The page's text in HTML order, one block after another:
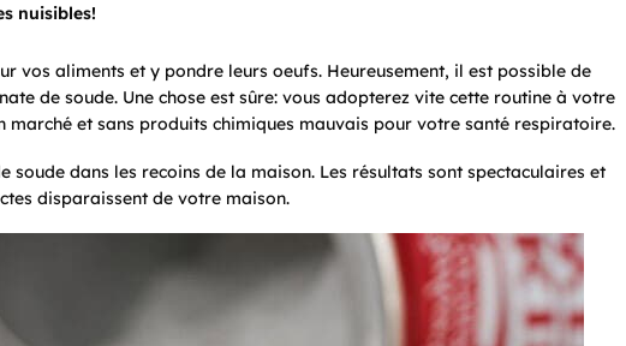
nuisibles!
vos aliments et y pondre leurs oeufs. Heureusement, il est possible de
de soude. Une chose est sûre: vous adopterez vite cette routine à votre
marché et sans produits chimiques mauvais pour votre santé respiratoire.
dans les recoins de la maison. Les résultats sont spectaculaires et
disparaissent de votre maison.